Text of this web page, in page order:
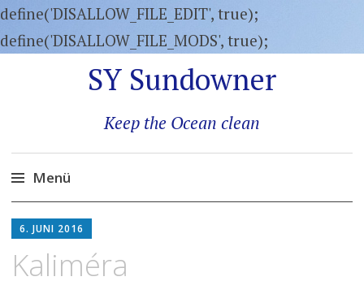
define('DISALLOW_FILE_EDIT', true);
define('DISALLOW_FILE_MODS', true);
SY Sundowner
Keep the Ocean clean
Menü
Zum
Inhalt
springen
6. JUNI 2016
Kaliméra